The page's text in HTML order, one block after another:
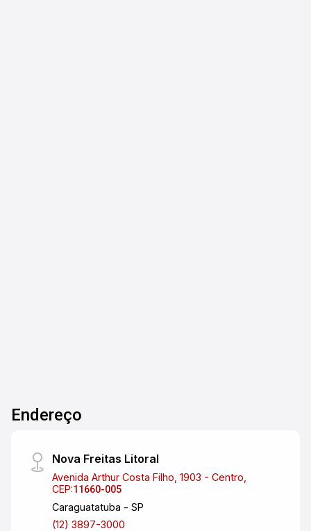
Endereço
Nova Freitas Litoral
Avenida Arthur Costa Filho, 1903 - Centro,
CEP:11660-005
Caraguatatuba - SP
(12) 3897-3000